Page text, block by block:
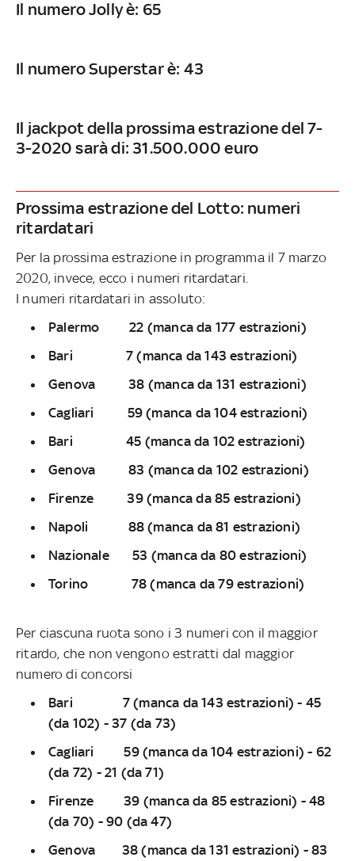
Il numero Jolly è: 65
Il numero Superstar è: 43
Il jackpot della prossima estrazione del 7-
3-2020 sarà di: 31.500.000 euro
Prossima estrazione del Lotto: numeri
ritardatari
Per la prossima estrazione in programma il 7 marzo
2020, invece, ecco i numeri ritardatari.
I numeri ritardatari in assoluto:
Palermo 22 (manca da 177 estrazioni)
Bari 7 (manca da 143 estrazioni)
Genova 38 (manca da 131 estrazioni)
Cagliari 59 (manca da 104 estrazioni)
Bari 45 (manca da 102 estrazioni)
Genova 83 (manca da 102 estrazioni)
Firenze 39 (manca da 85 estrazioni)
Napoli 88 (manca da 81 estrazioni)
Nazionale 53 (manca da 80 estrazioni)
Torino 78 (manca da 79 estrazioni)
Per ciascuna ruota sono i 3 numeri con il maggior
ritardo, che non vengono estratti dal maggior
numero di concorsi
Bari 7 (manca da 143 estrazioni) - 45
(da 102) - 37 (da 73)
Cagliari 59 (manca da 104 estrazioni) - 62
(da 72) - 21 (da 71)
Firenze 39 (manca da 85 estrazioni) - 48
(da 70) - 90 (da 47)
Genova 38 (manca da 131 estrazioni) - 83